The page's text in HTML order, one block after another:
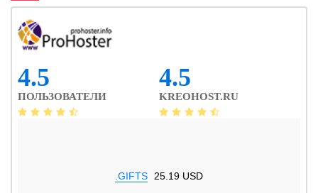
4.5
ПОЛЬЗОВАТЕЛИ
4.5
KREOHOST.RU
.GIFTS 25.19 USD